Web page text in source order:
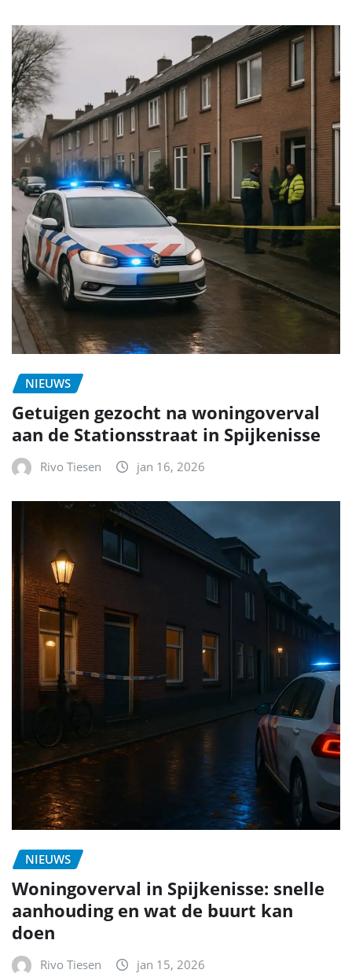
NIEUWS
Getuigen gezocht na woningoverval
aan de Stationsstraat in Spijkenisse
Rivo Tiesen jan 16, 2026
NIEUWS
Woningoverval in Spijkenisse: snelle
aanhouding en wat de buurt kan
doen
Rivo Tiesen jan 15, 2026